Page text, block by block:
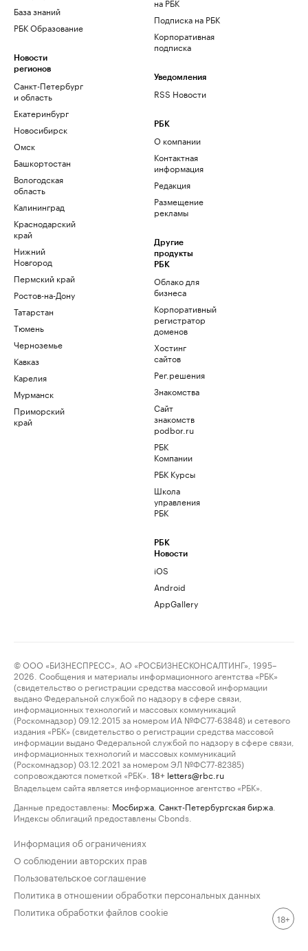
База знаний
РБК Образование
Новости
регионов
Санкт-Петербург
и область
Екатеринбург
Новосибирск
Омск
Башкортостан
Вологодская
область
Калининград
Краснодарский
край
Нижний
Новгород
Пермский край
Ростов-на-Дону
Татарстан
Тюмень
Черноземье
Кавказ
Карелия
Мурманск
Приморский
край
Подписка на РБК
Корпоративная
подписка
Уведомления
RSS Новости
РБК
О компании
Контактная
информация
Редакция
Размещение
рекламы
Другие
продукты
РБК
Облако для
бизнеса
Корпоративный
регистратор
доменов
Хостинг
сайтов
Рег.решения
Знакомства
Сайт
знакомств
podbor.ru
РБК
Компании
РБК Курсы
Школа
управления
РБК
РБК
Новости
iOS
Android
AppGallery
© ООО «БИЗНЕСПРЕСС», АО «РОСБИЗНЕСКОНСАЛТИНГ», 1995–
2026. Сообщения и материалы информационного агентства «РБК»
(свидетельство о регистрации средства массовой информации
выдано Федеральной службой по надзору в сфере связи,
информационных технологий и массовых коммуникаций
(Роскомнадзор) 09.12.2015 за номером ИА №ФС77-63848) и сетевого
издания «РБК» (свидетельство о регистрации средства массовой
информации выдано Федеральной службой по надзору в сфере связи,
информационных технологий и массовых коммуникаций
(Роскомнадзор) 03.12.2021 за номером ЭЛ №ФС77-82385)
сопровождаются пометкой «РБК».
18+ letters@rbc.ru
Владельцем сайта является информационное агентство «РБК».
Данные предоставлены: Мосбиржа Санкт-Петербургская биржа
Индексы облигаций предоставлены Cbonds.
Информация об ограничениях
О соблюдении авторских прав
Пользовательское соглашение
Политика в отношении обработки персональных данных
Политика обработки файлов cookie
18+